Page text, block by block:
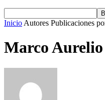
Inicio Autores Publicaciones
Marco